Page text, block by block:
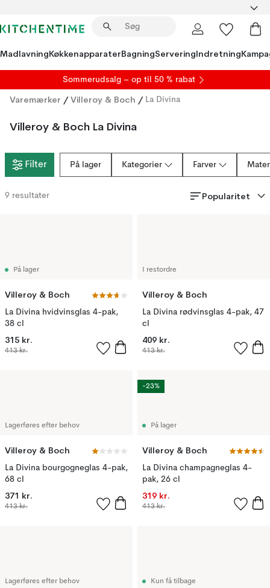
MadlavningKøkkenapparaterBagningServeringIndretning
Sommerudsalg – op til 50 % rabat
Varemærker / Villeroy & Boch / La Divina
Villeroy & Boch La Divina
Filter På lager Kategorier Farver
9 resultater Popularitet
På lager
Villeroy & Boch
La Divina hvidvinsglas 4-pak,
38 cl
315 kr.
413 kr.
I restordre
Villeroy & Boch
La Divina rødvinsglas 4-pak, 47
cl
409 kr.
413 kr.
Lagerføres efter behov
Villeroy & Boch
La Divina bourgogneglas 4-pak,
68 cl
371 kr.
413 kr.
På lager
Villeroy & Boch
La Divina champagneglas 4-
pak, 26 cl
319 kr.
413 kr.
-23%
Lagerføres efter behov Kun få tilbage